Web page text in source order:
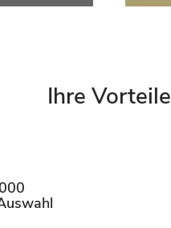
Ihre Vorteile